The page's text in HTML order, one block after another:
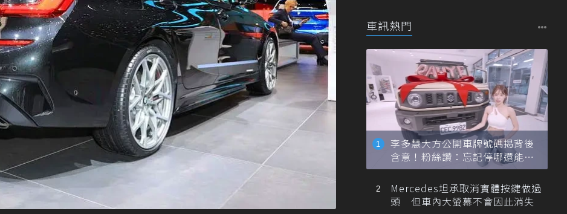
車訊熱門
李多慧大方公開車牌號碼揭背後
含意！粉絲讚：忘記停哪還能幫
忙找車
Mercedes坦承取消實體按鍵做過
頭 但車內大螢幕不會因此消失